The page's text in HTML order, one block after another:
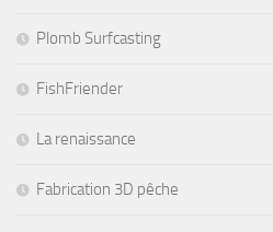
Plomb Surfcasting
FishFriender
La renaissance
Fabrication 3D pêche